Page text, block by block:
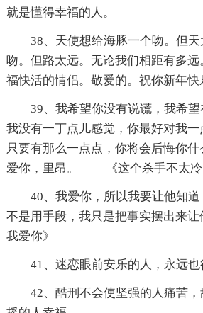
就是懂得幸福的人。
38、天使想给海豚一个吻。但
吻。但路太远。无论我们相距有多
福快活的情侣。敬爱的。祝你新年快
39、我希望你没有说谎，我希
我没有一丁点儿感觉，你最好对我
只要有那么一点点，你将会后悔你
爱你，里昂。—— 《这个杀手不太冷
40、我爱你，所以我要让他知
不是用手段，我只是把事实摆出来
我爱你》
41、迷恋眼前安乐的人，永远也
42、酷刑不会使坚强的人痛苦